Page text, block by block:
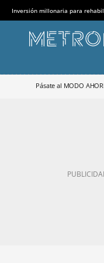
Inversión millonaria para
Pásate al MODO